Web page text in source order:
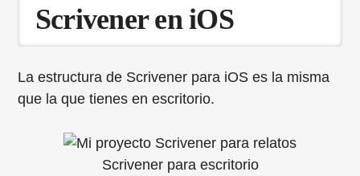
Scrivener en iOS
La estructura de Scrivener para iOS es la misma
que la que tienes en escritorio.
Scrivener para escritorio